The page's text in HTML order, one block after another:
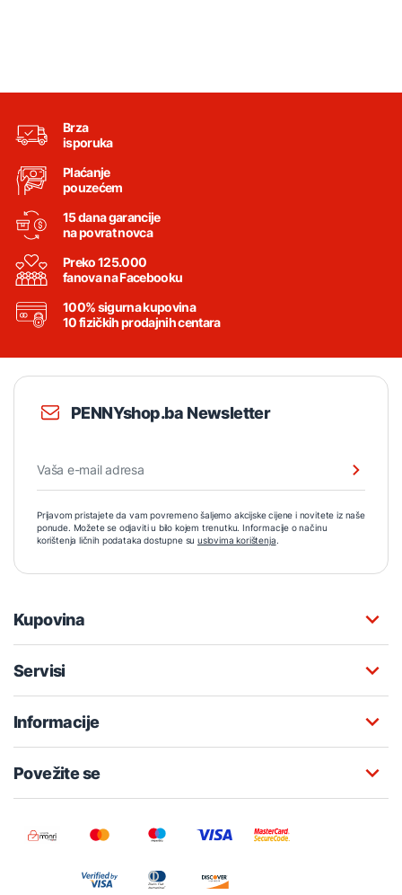
Brza
isporuka
Plaćanje
pouzećem
15 dana garancije
na povrat novca
Preko 125.000
fanova na Facebooku
100% sigurna kupovina
10 fizičkih prodajnih centara
PENNYshop.ba Newsletter
Prijavom pristajete da vam povremeno šaljemo akcijske cijene i novitete iz naše
ponude. Možete se odjaviti u bilo kojem trenutku. Informacije o načinu
korištenja ličnih podataka dostupne su uslovima korištenja.
Kupovina
Servisi
Informacije
Povežite se